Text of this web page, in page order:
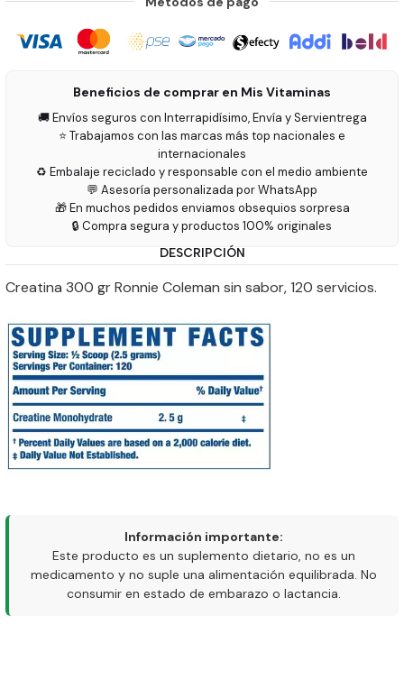
Beneficios de comprar en Mis Vitaminas
🚚 Envíos seguros con Interrapidísimo, Envía y Servientrega
⭐ Trabajamos con las marcas más top nacionales e
internacionales
♻️ Embalaje reciclado y responsable con el medio ambiente
💬 Asesoría personalizada por WhatsApp
🎁 En muchos pedidos enviamos obsequios sorpresa
🔒 Compra segura y productos 100% originales
DESCRIPCIÓN
Creatina 300 gr Ronnie Coleman sin sabor, 120 servicios.
Información importante:
Este producto es un suplemento dietario, no es un
medicamento y no suple una alimentación equilibrada. No
consumir en estado de embarazo o lactancia.